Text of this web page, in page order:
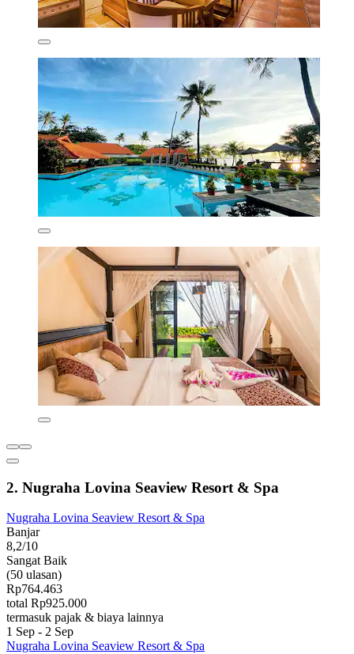
2. Nugraha Lovina Seaview Resort & Spa
Nugraha Lovina Seaview Resort & Spa
Banjar
8,2/10
Sangat Baik
(50 ulasan)
Rp764.463
total Rp925.000
termasuk pajak & biaya lainnya
1 Sep - 2 Sep
Nugraha Lovina Seaview Resort & Spa